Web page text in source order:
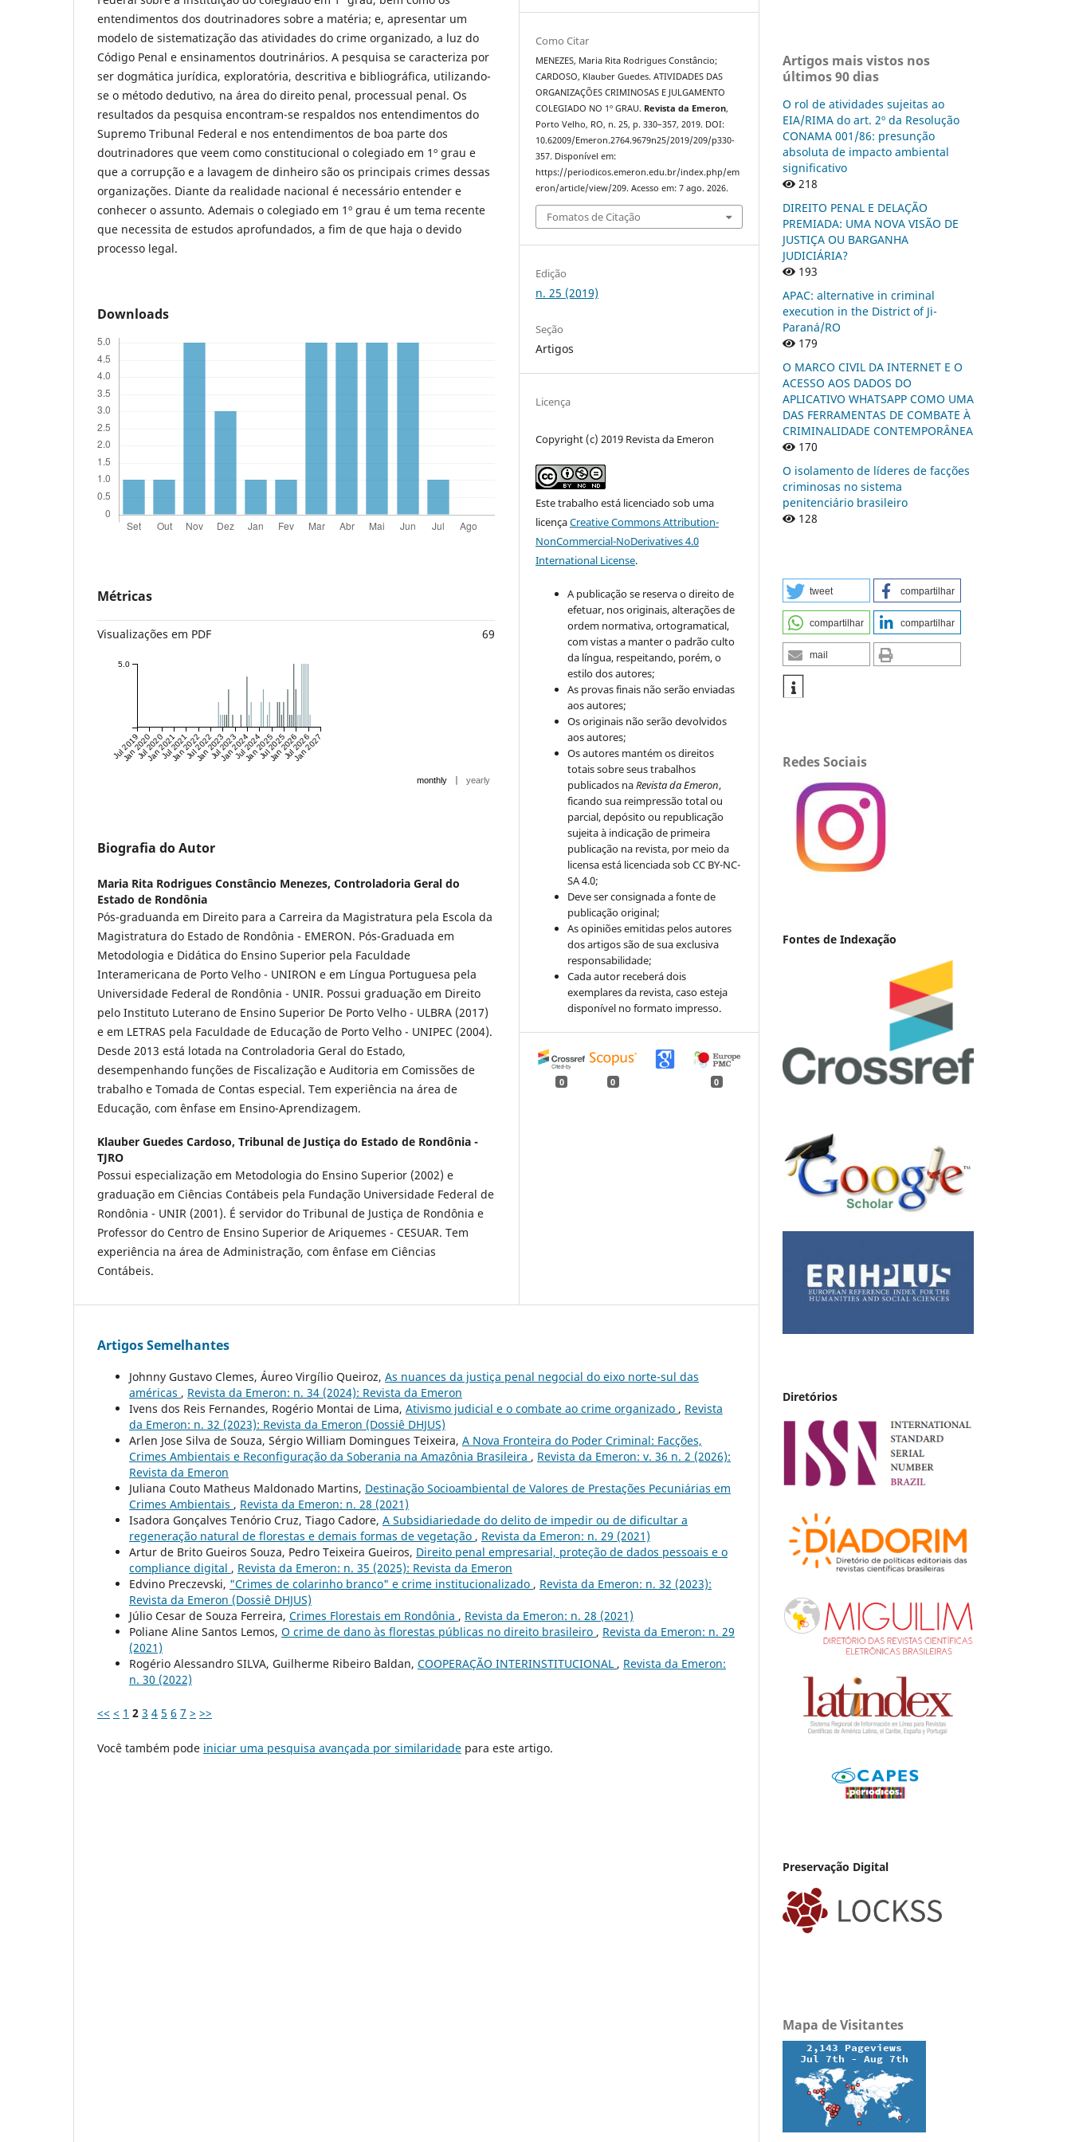
entendimentos dos doutrinadores sobre a matéria; e, apresentar um
modelo de sistematização das atividades do crime organizado, a luz do
Código Penal e ensinamentos doutrinários. A pesquisa se caracteriza por
ser dogmática jurídica, exploratória, descritiva e bibliográfica, utilizando-
se o método dedutivo, na área do direito penal, processual penal. Os
resultados da pesquisa encontram-se respaldos nos entendimentos do
Supremo Tribunal Federal e nos entendimentos de boa parte dos
doutrinadores que veem como constitucional o colegiado em 1º grau e
que a corrupção e a lavagem de dinheiro são os principais crimes dessas
organizações. Diante da realidade nacional é necessário entender e
conhecer o assunto. Ademais o colegiado em 1º grau é um tema recente
que necessita de estudos aprofundados, a fim de que haja o devido
processo legal.
Downloads
Métricas
Visualizações em PDF 69
Jul 2019
Jan 2020
Jul 2020
Jan 2021
Jul 2021
Jan 2022
Jul 2022
Jan 2023
Jul 2023
Jan 2024
Jul 2024
Jan 2025
Jul 2025
Jan 2026
Jul 2026
Jan 2027
5.0
monthly | yearly
Biografia do Autor
Maria Rita Rodrigues Constâncio Menezes, Controladoria Geral do
Estado de Rondônia
Pós-graduanda em Direito para a Carreira da Magistratura pela Escola da
Magistratura do Estado de Rondônia - EMERON. Pós-Graduada em
Metod­ologia e Didática do Ensino Superior pela Faculdade
Interamericana de Por­to Velho - UNIRON e em Língua Portuguesa pela
Universidade Federal de Rondônia - UNIR. Possui graduação em Direito
pelo Instituto Luterano de Ensino Superior De Porto Velho - ULBRA (2017)
e em LETRAS pela Facul­dade de Educação de Porto Velho - UNIPEC (2004).
Desde 2013 está lotada na Controladoria Geral do Estado,
desempenhando funções de Fiscalização e Auditoria em Comissões de
trabalho e Tomada de Contas especial. Tem experiência na área de
Educação, com ênfase em Ensino-Aprendizagem.
Klauber Guedes Cardoso, Tribunal de Justiça do Estado de Rondônia -
TJRO
Possui especialização em Metodologia do Ensino Superior (2002) e
graduação em Ciências Contábeis pela Fundação Universidade Federal de
Rondônia - UNIR (2001). É servidor do Tribunal de Justiça de Rondônia e
Professor do Centro de Ensino Superior de Ariquemes - CESUAR. Tem
experiência na área de Administração, com ênfase em Ciências
Contábeis.
Como Citar
MENEZES, Maria Rita Rodrigues Constâncio;
CARDOSO, Klauber Guedes. ATIVIDADES DAS
ORGANIZAÇÕES CRIMINOSAS E JULGAMENTO
COLEGIADO NO 1º GRAU. Revista da Emeron,
Porto Velho, RO, n. 25, p. 330–357, 2019. DOI:
10.62009/Emeron.2764.9679n25/2019/209/p330-
357. Disponível em:
https://periodicos.emeron.edu.br/index.php/em
eron/article/view/209. Acesso em: 7 ago. 2026.
Fomatos de Citação
Edição
n. 25 (2019)
Seção
Artigos
Licença
Copyright (c) 2019 Revista da Emeron
Este trabalho está licenciado sob uma
licençaCreative Commons Attribution-
NonCommercial-NoDerivatives 4.0
International License.
A publicação se reserva o direito de
efetuar, nos originais, alterações de
ordem normativa, ortogramatical,
com vistas a manter o padrão culto
da língua, respeitando, porém, o
estilo dos autores;
As provas finais não serão enviadas
aos autores;
Os originais não serão devolvidos
aos autores;
Os autores mantém os direitos
totais sobre seus trabalhos
publicados naRevista da Emeron,
ficando sua reimpressão total ou
parcial, depósito ou republicação
sujeita à indicação de primeira
publicação na revista, por meio da
licensa está licenciada sob CC BY-NC-
SA 4.0;
Deve ser consignada a fonte de
publicação original;
As opiniões emitidas pelos autores
dos artigos são de sua exclusiva
responsabilidade;
Cada autor receberá dois
exemplares da revista, caso esteja
disponível no formato impresso.
0 0 0
Artigos Semelhantes
Johnny Gustavo Clemes, Áureo Virgílio Queiroz, As nuances da justiça penal negocial do eixo norte-sul das
américas , Revista da Emeron: n. 34 (2024): Revista da Emeron
Ivens dos Reis Fernandes, Rogério Montai de Lima, Ativismo judicial e o combate ao crime organizado , Revista
da Emeron: n. 32 (2023): Revista da Emeron (Dossiê DHJUS)
Arlen Jose Silva de Souza, Sérgio William Domingues Teixeira, A Nova Fronteira do Poder Criminal: Facções,
Crimes Ambientais e Reconfiguração da Soberania na Amazônia Brasileira , Revista da Emeron: v. 36 n. 2 (2026):
Revista da Emeron
Juliana Couto Matheus Maldonado Martins, Destinação Socioambiental de Valores de Prestações Pecuniárias em
Crimes Ambientais , Revista da Emeron: n. 28 (2021)
Isadora Gonçalves Tenório Cruz, Tiago Cadore, A Subsidiariedade do delito de impedir ou de dificultar a
regeneração natural de florestas e demais formas de vegetação , Revista da Emeron: n. 29 (2021)
Artur de Brito Gueiros Souza, Pedro Teixeira Gueiros, Direito penal empresarial, proteção de dados pessoais e o
compliance digital , Revista da Emeron: n. 35 (2025): Revista da Emeron
Edvino Preczevski, "Crimes de colarinho branco" e crime institucionalizado , Revista da Emeron: n. 32 (2023):
Revista da Emeron (Dossiê DHJUS)
Júlio Cesar de Souza Ferreira, Crimes Florestais em Rondônia , Revista da Emeron: n. 28 (2021)
Poliane Aline Santos Lemos, O crime de dano às florestas públicas no direito brasileiro , Revista da Emeron: n. 29
(2021)
Rogério Alessandro SILVA, Guilherme Ribeiro Baldan, COOPERAÇÃO INTERINSTITUCIONAL , Revista da Emeron:
n. 30 (2022)
<< < 1 2 3 4 5 6 7 > >>
Você também pode iniciar uma pesquisa avançada por similaridade para este artigo.
Artigos mais vistos nos
últimos 90 dias
O rol de atividades sujeitas ao
EIA/RIMA do art. 2º da Resolução
CONAMA 001/86: presunção
absoluta de impacto ambiental
significativo
218
DIREITO PENAL E DELAÇÃO
PREMIADA: UMA NOVA VISÃO DE
JUSTIÇA OU BARGANHA
JUDICIÁRIA?
193
APAC: alternative in criminal
execution in the District of Ji-
Paraná/RO
179
O MARCO CIVIL DA INTERNET E O
ACESSO AOS DADOS DO
APLICATIVO WHATSAPP COMO UMA
DAS FERRAMENTAS DE COMBATE À
CRIMINALIDADE CONTEMPORÂNEA
170
O isolamento de líderes de facções
criminosas no sistema
penitenciário brasileiro
128
tweet compartilhar
compartilhar compartilhar
mail
Redes Sociais
Fontes de Indexação
Diretórios
Preservação Digital
Mapa de Visitantes